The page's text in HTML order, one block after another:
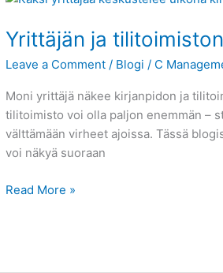
Yrittäjän ja
Leave a Comment / Blogi / C
Moni yrittäjä näkee kirjanpidon ja
tilitoimisto voi olla paljon enemmän –
välttämään virheet ajoissa. Tässä
voi näkyä suoraan
tilitoimiston
yhteistyö
–
näin
saat
enemmän
irti
Read More »